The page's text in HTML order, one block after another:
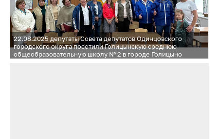
22.08.2025 депутаты Совета депутатов Одинцовского
городского округа посетили Голицынскую среднюю
общеобразовательную школу № 2 в городе Голицыно